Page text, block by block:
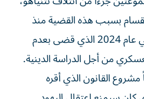
بسبب هذه القضية منذ
صدور حكم المحكمة العليا في عام 2024 الذي قضى بعدم
من أجل الدراسة الدينية.
القانون الذي أقره